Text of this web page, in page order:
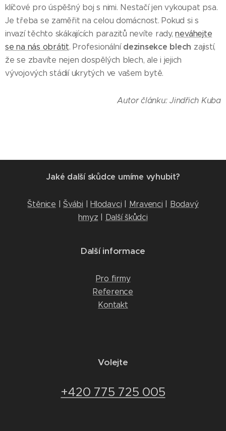
klíčové pro úspěšný boj s nimi. Nestačí jen vykoupat psa.
Je třeba se zaměřit na celou domácnost. Pokud si s
invazí těchto skákajících parazitů nevíte rady,neváhejte
se na nás obrátit. Profesionální dezinsekce blech zajistí,
že se zbavíte nejen dospělých blech, ale i jejich
vývojových stádií ukrytých ve vašem bytě.
Autor článku: Jindřich Kuba
Jaké další skůdce umíme vyhubit?
Štěnice |Švábi Hlodavci Mravenci
Bodavý
hmyz
Další škůdci
Další informace
Pro firmy
Reference
Kontakt
Volejte
+420 775 725 005